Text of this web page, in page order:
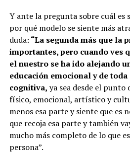
Y ante la pregunta sobre cuál es
por qué modelo se siente más
duda: “La segunda más que la
importantes, pero cuando ves
el nuestro se ha ido alejando
educación emocional y de toda
cognitiva, ya sea desde el
físico, emocional, artístico y
menos esa parte y siente que es
que recoja esa parte y también
mucho más completo de lo que
persona”.